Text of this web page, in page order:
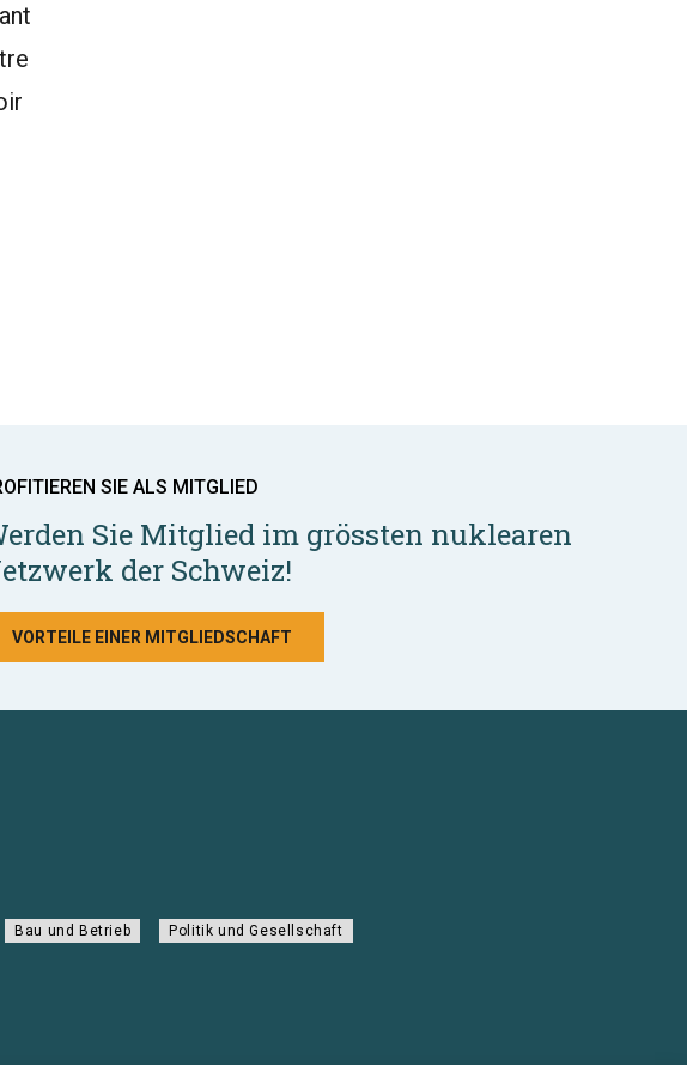
SIE ALS MITGLIED
Sie Mitglied im grössten nuklearen
der Schweiz!
VORTEILE EINER MITGLIEDSCHAFT
Bau und Betrieb Politik und Gesellschaft